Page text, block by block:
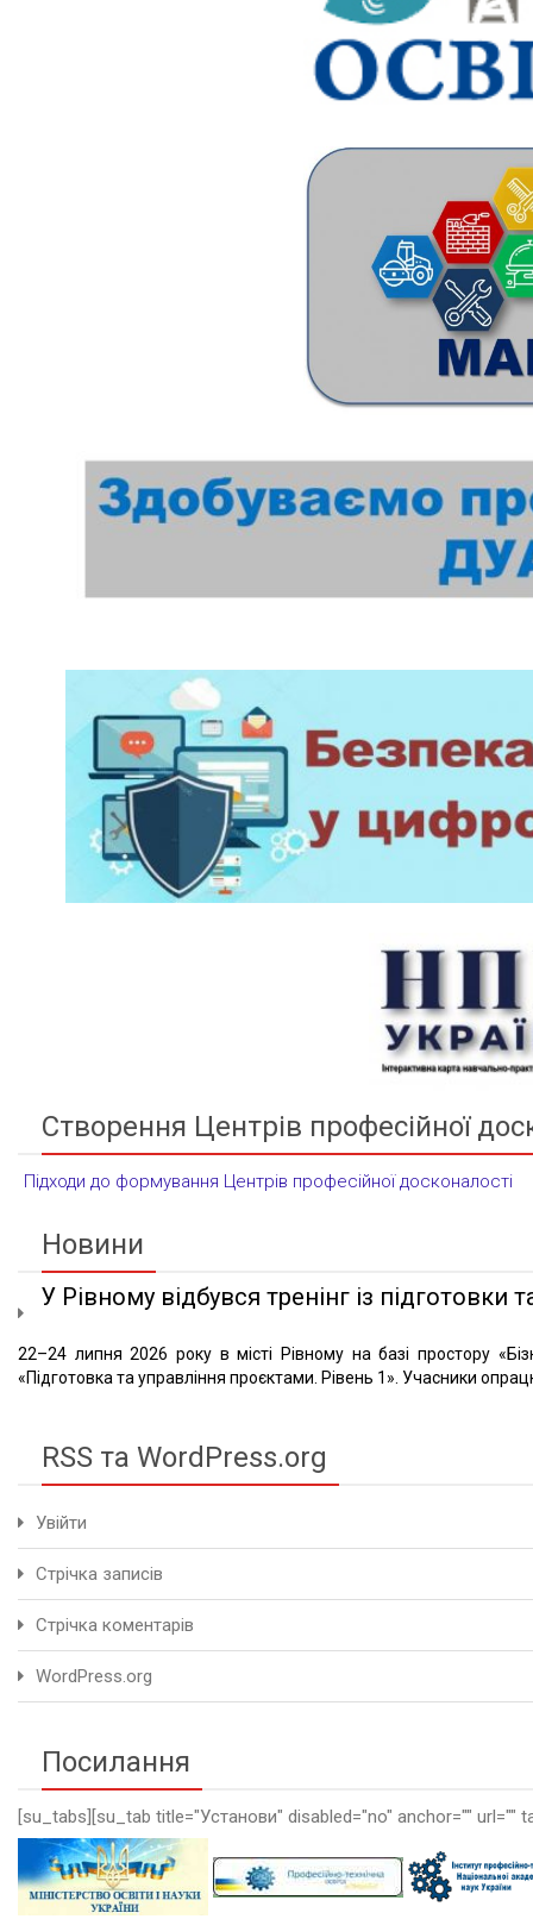
Створення Центрів професійної
Підходи до формування Центрів професійної досконалості
Новини
У Рівному відбувся тренінг із підготовки
22–24 липня 2026 року в місті Рівному на базі простору
«Підготовка та управління проєктами. Рівень 1». Учасники
RSS та WordPress.org
Увійти
Стрічка записів
Стрічка коментарів
WordPress.org
Посилання
[su_tabs][su_tab title="Установи" disabled="no" anchor=""